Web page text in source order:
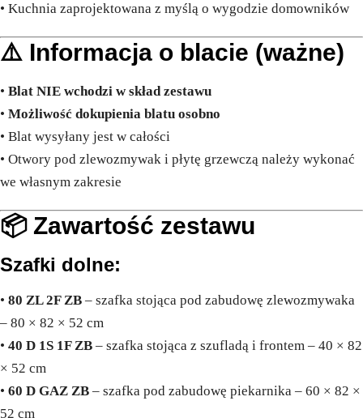
• Kuchnia zaprojektowana z myślą o wygodzie domowników
⚠️ Informacja o blacie (ważne)
• Blat NIE wchodzi w skład zestawu
• Możliwość dokupienia blatu osobno
• Blat wysyłany jest w całości
• Otwory pod zlewozmywak i płytę grzewczą należy wykonać
we własnym zakresie
📦 Zawartość zestawu
Szafki dolne:
• 80 ZL 2F ZB – szafka stojąca pod zabudowę zlewozmywaka
– 80 × 82 × 52 cm
• 40 D 1S 1F ZB – szafka stojąca z szufladą i frontem – 40 × 82
× 52 cm
• 60 D GAZ ZB – szafka pod zabudowę piekarnika – 60 × 82 ×
52 cm